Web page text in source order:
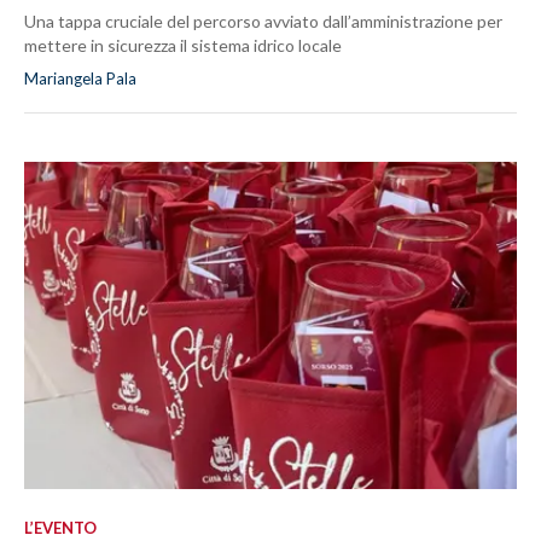
Una tappa cruciale del percorso avviato dall’amministrazione per
mettere in sicurezza il sistema idrico locale
Mariangela Pala
L’EVENTO